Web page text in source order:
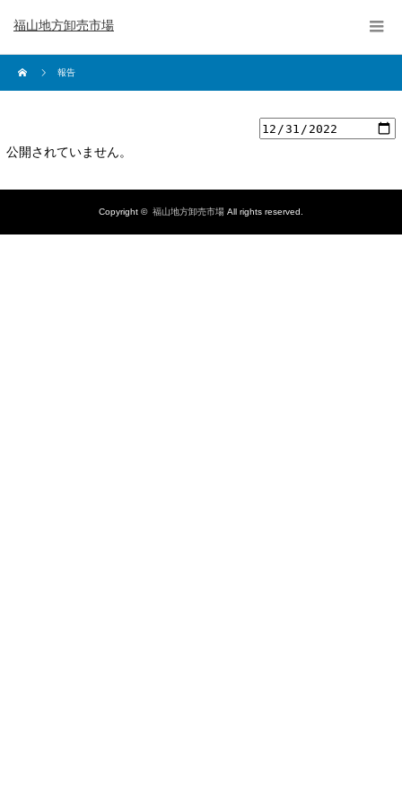
福山地方卸売市場
報告
公開されていません。
Copyright © 福山地方卸売市場 All rights reserved.